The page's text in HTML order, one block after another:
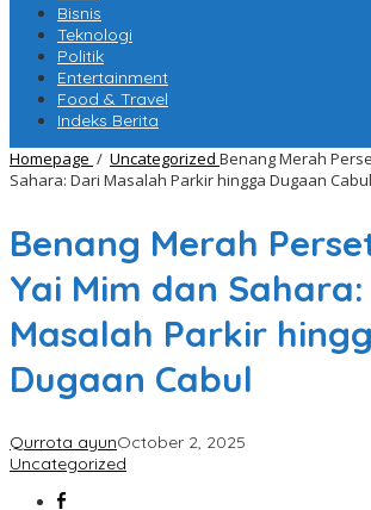
Bisnis
Teknologi
Politik
Entertainment
Food & Travel
Indeks Berita
Homepage / Uncategorized Benang Merah
Sahara: Dari Masalah Parkir hingga Dugaan Cabul
Benang Merah
Yai Mim dan
Masalah Parkir
Dugaan Cabul
Qurrota ayunOctober 2, 2025
Uncategorized